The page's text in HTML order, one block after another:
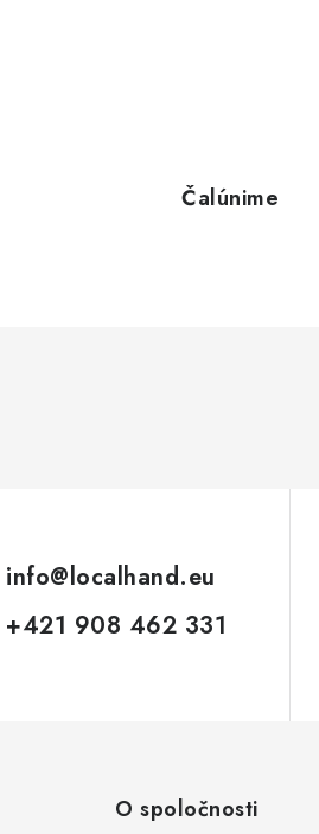
Čalúnime
info@localhand.eu
+421 908 462 331
O spoločnosti